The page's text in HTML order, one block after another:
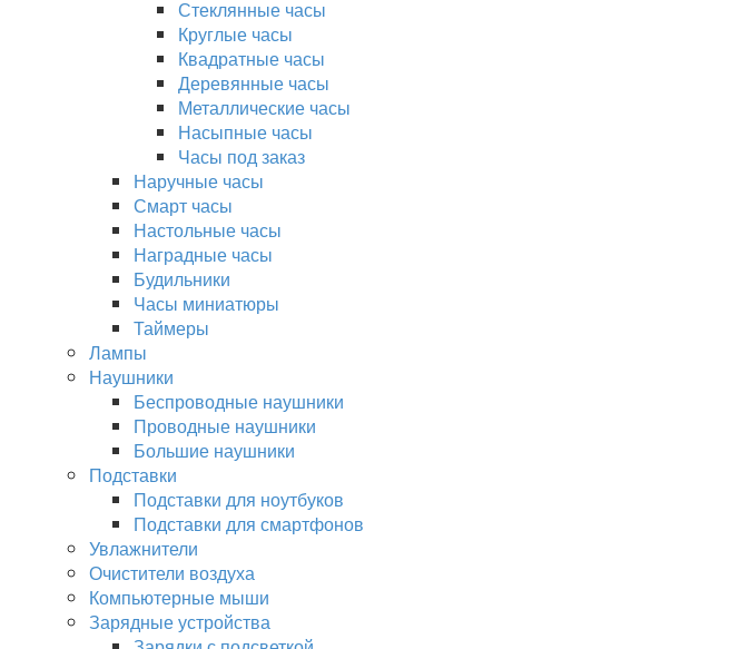
Стеклянные часы
Круглые часы
Квадратные часы
Деревянные часы
Металлические часы
Насыпные часы
Часы под заказ
Наручные часы
Смарт часы
Настольные часы
Наградные часы
Будильники
Часы миниатюры
Таймеры
Лампы
Наушники
Беспроводные наушники
Проводные наушники
Большие наушники
Подставки
Подставки для ноутбуков
Подставки для смартфонов
Увлажнители
Очистители воздуха
Компьютерные мыши
Зарядные устройства